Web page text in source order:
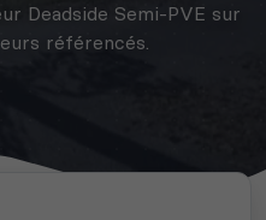
Deadside Semi-PVE sur
référencés.